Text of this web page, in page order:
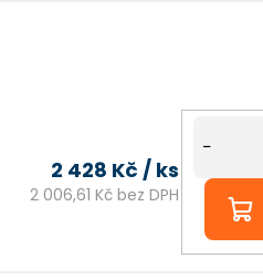
2 428 Kč / ks
2 006,61 Kč bez DPH
−